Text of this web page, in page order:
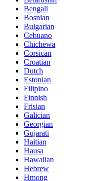
Bengali
Bosnian
Bulgarian
Cebuano
Chichewa
Corsican
Croatian
Dutch
Estonian
Filipino
Finnish
Frisian
Galician
Georgian
Gujarati
Haitian
Hausa
Hawaiian
Hebrew
Hmong